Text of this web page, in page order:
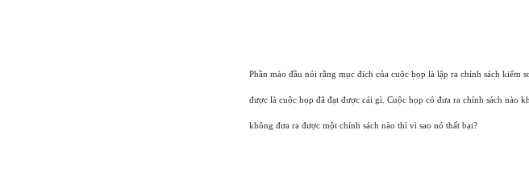
Phần mào đầu nói rằng mục đích của cuộc họp là lập ra chính sách
được là cuộc họp đã đạt được cái gì. Cuộc họp có đưa ra chính sách nào
không đưa ra được một chính sách nào thì vì sao nó thất bại?